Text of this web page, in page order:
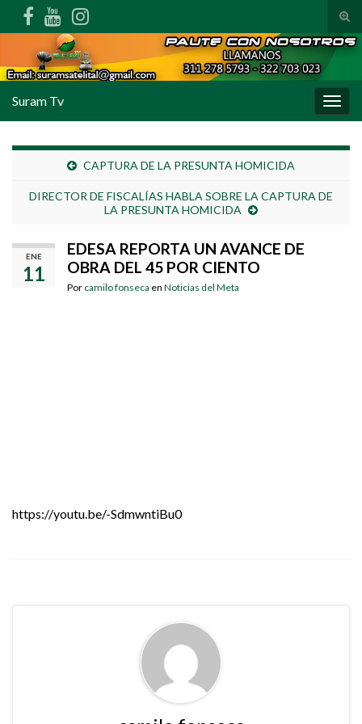
Suram Tv
CAPTURA DE LA PRESUNTA HOMICIDA
DIRECTOR DE FISCALÍAS HABLA SOBRE LA CAPTURA DE
LA PRESUNTA HOMICIDA
ENE
11
EDESA REPORTA UN AVANCE DE
OBRA DEL 45 POR CIENTO
Por camilo fonseca en Noticias del Meta
https://youtu.be/-SdmwntiBu0